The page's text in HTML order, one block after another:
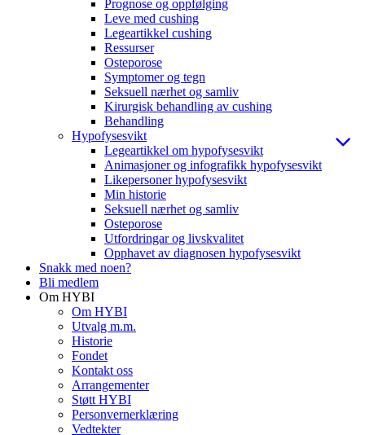
Prognose og oppfølging
Leve med cushing
Legeartikkel cushing
Ressurser
Osteporose
Symptomer og tegn
Seksuell nærhet og samliv
Kirurgisk behandling av cushing
Behandling
Hypofysesvikt
Legeartikkel om hypofysesvikt
Animasjoner og infografikk hypofysesvikt
Likepersoner hypofysesvikt
Min historie
Seksuell nærhet og samliv
Osteporose
Utfordringar og livskvalitet
Opphavet av diagnosen hypofysesvikt
Snakk med noen?
Bli medlem
Om HYBI
Om HYBI
Utvalg m.m.
Historie
Fondet
Kontakt oss
Arrangementer
Støtt HYBI
Personvernerklæring
Vedtekter